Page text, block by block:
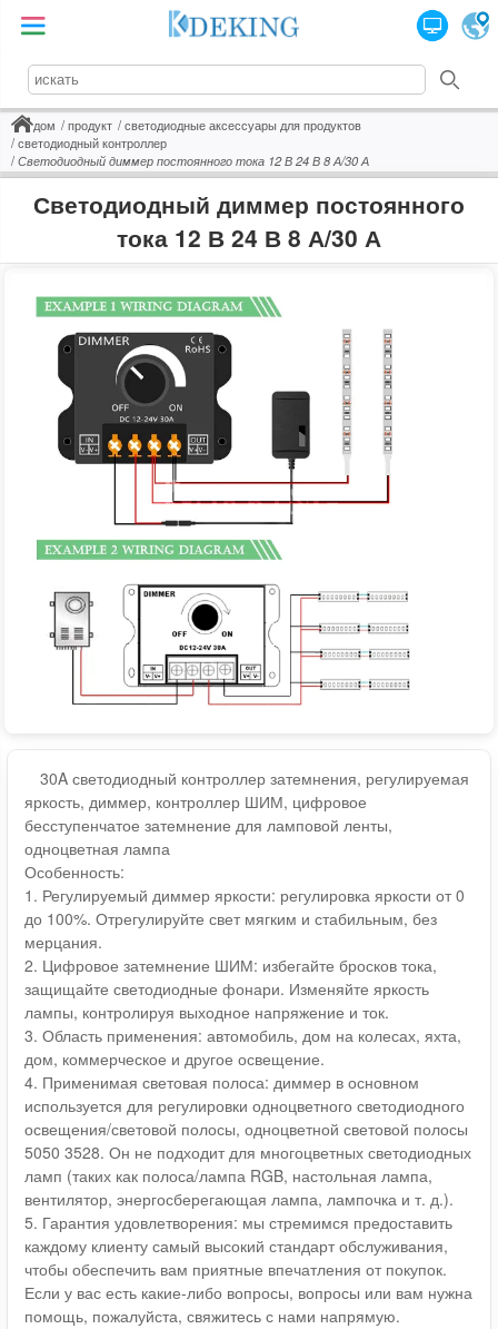
дом продукт
светодиодные аксессуары для продуктов
светодиодный контроллер
Светодиодный диммер постоянного тока 12 В 24 В 8 А/30 А
Светодиодный диммер постоянного
тока 12 В 24 В 8 А/30 А
30A светодиодный контроллер затемнения, регулируемая
яркость, диммер, контроллер ШИМ, цифровое
бесступенчатое затемнение для ламповой ленты,
одноцветная лампа
Особенность:
1. Регулируемый диммер яркости: регулировка яркости от 0
до 100%. Отрегулируйте свет мягким и стабильным, без
мерцания.
2. Цифровое затемнение ШИМ: избегайте бросков тока,
защищайте светодиодные фонари. Изменяйте яркость
лампы, контролируя выходное напряжение и ток.
3. Область применения: автомобиль, дом на колесах, яхта,
дом, коммерческое и другое освещение.
4. Применимая световая полоса: диммер в основном
используется для регулировки одноцветного светодиодного
освещения/световой полосы, одноцветной световой полосы
5050 3528. Он не подходит для многоцветных светодиодных
ламп (таких как полоса/лампа RGB, настольная лампа,
вентилятор, энергосберегающая лампа, лампочка и т. д.).
5. Гарантия удовлетворения: мы стремимся предоставить
каждому клиенту самый высокий стандарт обслуживания,
чтобы обеспечить вам приятные впечатления от покупок.
Если у вас есть какие-либо вопросы, вопросы или вам нужна
помощь, пожалуйста, свяжитесь с нами напрямую.